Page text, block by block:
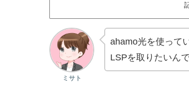
ミサト
ahamo光を使って
LSPを取りたいん